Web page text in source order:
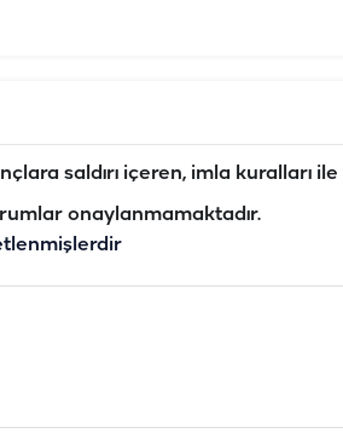
saldırı içeren, imla kuralları ile
onaylanmamaktadır.